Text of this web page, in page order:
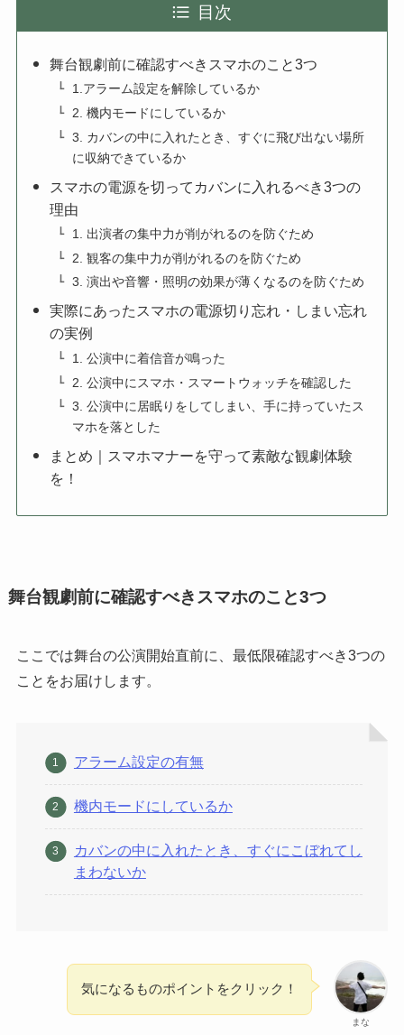
目次
舞台観劇前に確認すべきスマホのこと3つ
1.アラーム設定を解除しているか
2. 機内モードにしているか
3. カバンの中に入れたとき、すぐに飛び出ない場所
に収納できているか
スマホの電源を切ってカバンに入れるべき3つの
理由
1. 出演者の集中力が削がれるのを防ぐため
2. 観客の集中力が削がれるのを防ぐため
3. 演出や音響・照明の効果が薄くなるのを防ぐため
実際にあったスマホの電源切り忘れ・しまい忘れ
の実例
1. 公演中に着信音が鳴った
2. 公演中にスマホ・スマートウォッチを確認した
3. 公演中に居眠りをしてしまい、手に持っていたス
マホを落とした
まとめ｜スマホマナーを守って素敵な観劇体験
を！
舞台観劇前に確認すべきスマホのこと3つ
ここでは舞台の公演開始直前に、最低限確認すべき3つの
ことをお届けします。
アラーム設定の有無
機内モードにしているか
カバンの中に入れたとき、すぐにこぼれてし
まわないか
まな
気になるものポイントをクリック！